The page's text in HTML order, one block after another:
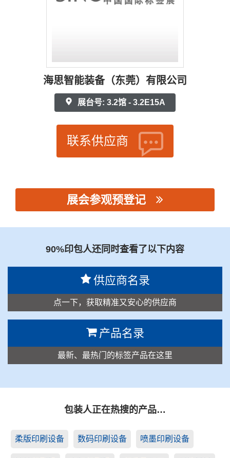
海思智能装备（东莞）有限公司
展台号: 3.2馆 - 3.2E15A
联系供应商
展会参观预登记
90%印包人还同时查看了以下内容
供应商名录
点一下，获取精准又安心的供应商
产品名录
最新、最热门的标签产品在这里
包装人正在热搜的产品…
柔版印刷设备 数码印刷设备 喷墨印刷设备